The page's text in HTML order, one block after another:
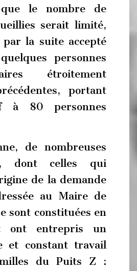
que le nombre de
serait limité,
par la suite accepté
personnes
étroitement
portant
à 80 personnes
de nombreuses
dont celles qui
de la demande
au Maire de
sont constituées en
ont entrepris un
et constant travail
du Puits Z :